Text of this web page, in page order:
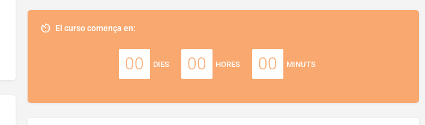
El curso comença en:
00 DIES 00 HORES 00 MINUTS